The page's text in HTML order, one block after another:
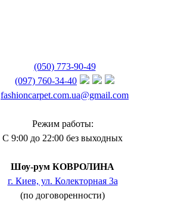
(050) 773-90-49
(097) 760-34-40
fashioncarpet.com.ua@gmail.com
Режим работы:
С 9:00 до 22:00 без выходных
Шоу-рум КОВРОЛИНА
г. Киев, ул. Колекторная 3а
(по договоренности)